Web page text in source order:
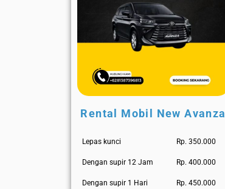
Rental Mobil New Avanza
Lepas kunci Rp. 350.000
Dengan supir 12 Jam Rp. 400.000
Dengan supir 1 Hari Rp. 450.000